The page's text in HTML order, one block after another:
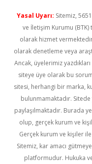
Yasal Uyarı: Sitemiz,
ve İletişim Kurumu (BTK)
olarak hizmet
olarak denetleme veya
Ancak, üyelerimiz
siteye üye olarak bu
sitesi, herhangi bir marka,
bulunmamaktadır. Sitede
paylaşılmaktadır. Burada
olup, gerçek kurum ve
Gerçek kurum ve kişiler
Sitemiz, kar amacı
platformudur. Hukuka